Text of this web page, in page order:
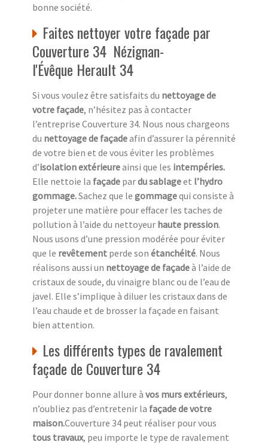
bonne société.
Faites nettoyer votre façade par
Couverture 34 Nézignan-
l'Évêque Herault 34
Si vous voulez être satisfaits du nettoyage de
votre façade, n’hésitez pas à contacter
l’entreprise Couverture 34. Nous nous chargeons
du nettoyage de façadeafin d’assurer la pérennité
de votre bien et de vous éviter les problèmes
d’isolation extérieureainsi que les intempéries.
Elle nettoie la façade pardu sablageet l’hydro
gommage.Sachez que le gommagequi consiste à
projeter une matière pour effacer les taches de
pollution à l’aide du nettoyeur haute pression.
Nous usons d’une pression modérée pour éviter
que le revêtement perde son étanchéité. Nous
réalisons aussi un nettoyage de façadeà l’aide de
cristaux de soude, du vinaigre blanc ou de l’eau de
javel. Elle s’implique à diluer les cristaux dans de
l’eau chaude et de brosser la façade en faisant
bien attention.
Les différents types de ravalement
façade de Couverture 34
Pour donner bonne allure à vos murs extérieurs,
n’oubliez pas d’entretenir la façade de votre
maison.Couverture 34 peut réaliser pour vous
tous travaux, peu importe le type de ravalement